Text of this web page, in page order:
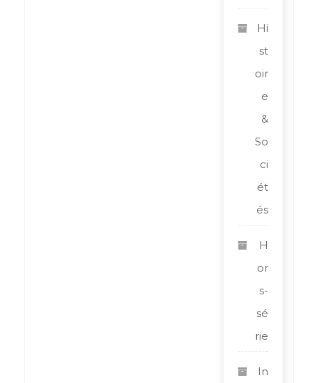
Hi
st
oir
e
&
So
ci
ét
és
H
or
s-
sé
rie
In